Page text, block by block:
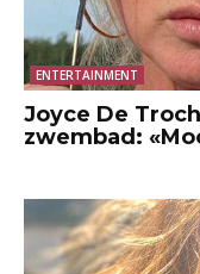
ENTERTAINMENT
Joyce De
zwembad: